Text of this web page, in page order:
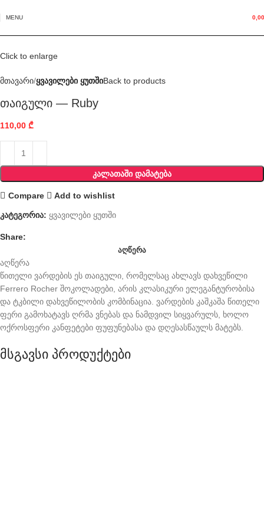
MENU
Click to enlarge
მთავარი ყვავილები ყუთშიBack to products
თაიგული — Ruby
110,00 ₾
ᲙᲐᲚᲐᲗᲐᲨᲘ ᲓᲐᲛᲐᲢᲔᲑᲐ
Compare Add to wishlist
კატეგორია: ყვავილები ყუთში
Share:
ᲐᲦᲬᲔᲠᲐ
აღწერა
წითელი ვარდების ეს თაიგული, რომელსაც ახლავს დახვეწილი
Ferrero Rocher შოკოლადები, არის კლასიკური ელეგანტურობისა
და ტკბილი დახვეწილობის კომბინაცია. ვარდების კაშკაშა წითელი
ფერი გამოხატავს ღრმა ვნებას და ნამდვილ სიყვარულს, ხოლო
ოქროსფერი კანფეტები ფუფუნებასა და დღესასწაულს მატებს.
მსგავსი პროდუქტები